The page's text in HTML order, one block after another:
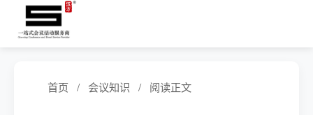
首页 / 会议知识 / 阅读正文